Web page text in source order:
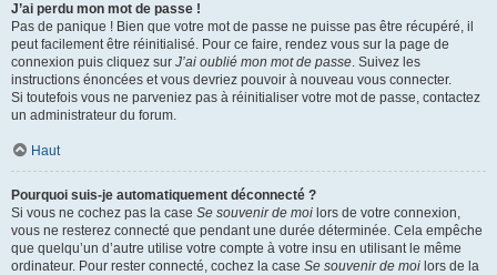
J’ai perdu mon mot de passe !
Pas de panique ! Bien que votre mot de passe ne puisse pas être récupéré, il
peut facilement être réinitialisé. Pour ce faire, rendez vous sur la page de
connexion puis cliquez sur J’ai oublié mon mot de passe. Suivez les
instructions énoncées et vous devriez pouvoir à nouveau vous connecter.
Si toutefois vous ne parveniez pas à réinitialiser votre mot de passe, contactez
un administrateur du forum.
Haut
Pourquoi suis-je automatiquement déconnecté ?
Si vous ne cochez pas la case Se souvenir de moi lors de votre connexion,
vous ne resterez connecté que pendant une durée déterminée. Cela empêche
que quelqu’un d’autre utilise votre compte à votre insu en utilisant le même
ordinateur. Pour rester connecté, cochez la case Se souvenir de moi lors de la